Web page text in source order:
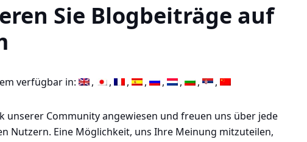
Sie Blogbeiträge auf
verfügbar in:
unserer Community angewiesen und freuen uns über jede
Nutzern. Eine Möglichkeit, uns Ihre Meinung mitzuteilen,